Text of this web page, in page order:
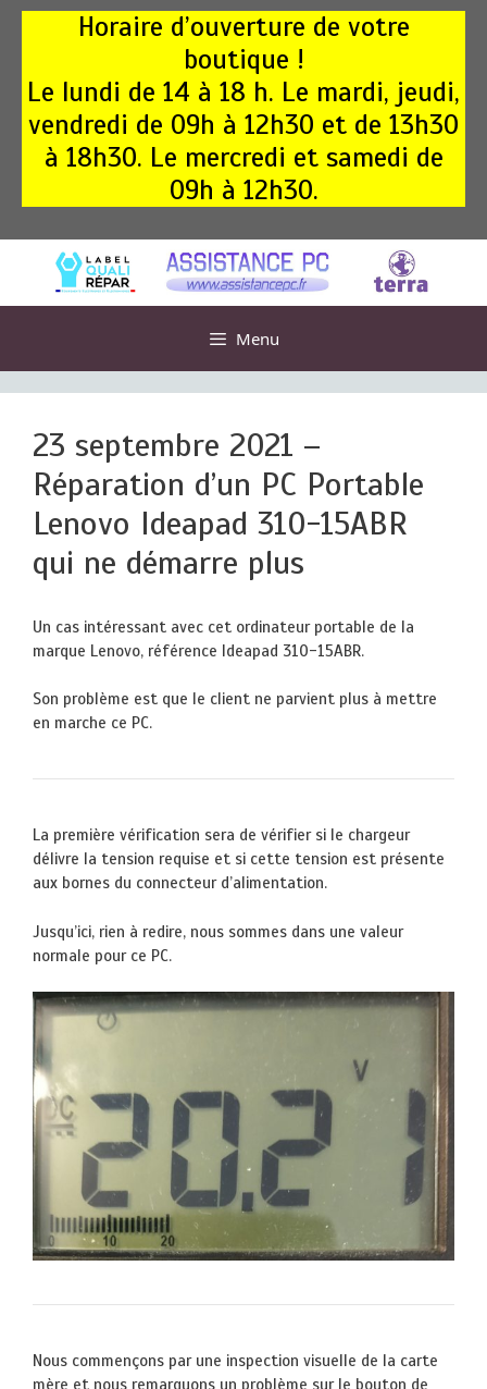
Aller
Horaire d’ouverture de votre
boutique !
Le lundi de 14 à 18 h. Le mardi, jeudi,
vendredi de 09h à 12h30 et de 13h30
à 18h30. Le mercredi et samedi de
09h à 12h30.
Menu
23 septembre 2021 –
Réparation d’un PC Portable
Lenovo Ideapad 310-15ABR
qui ne démarre plus
Un cas intéressant avec cet ordinateur portable de la
marque Lenovo, référence Ideapad 310-15ABR.
Son problème est que le client ne parvient plus à mettre
en marche ce PC.
La première vérification sera de vérifier si le chargeur
délivre la tension requise et si cette tension est présente
aux bornes du connecteur d’alimentation.
Jusqu’ici, rien à redire, nous sommes dans une valeur
normale pour ce PC.
Nous commençons par une inspection visuelle de la carte